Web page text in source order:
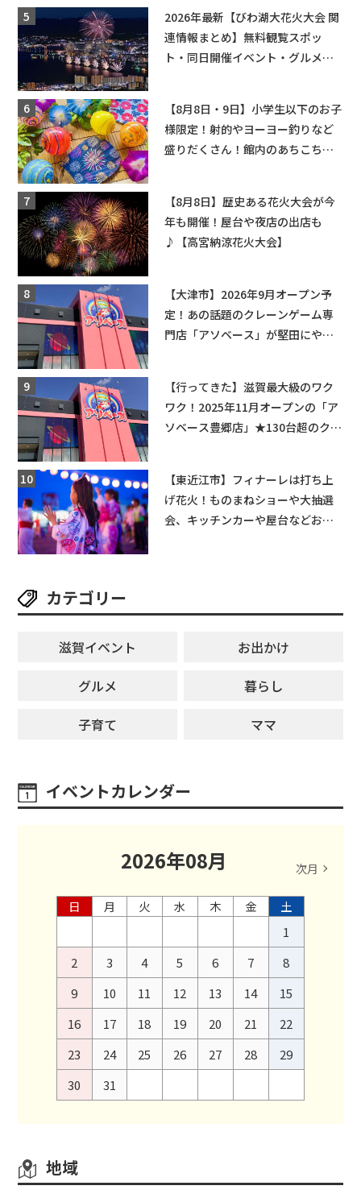
2026年最新【びわ湖大花火大会 関
連情報まとめ】無料観覧スポッ
ト・同日開催イベント・グルメマ
【8月8日・9日】小学生以下のお子
様限定！射的やヨーヨー釣りなど
盛りだくさん！館内のあちこちに
【8月8日】歴史ある花火大会が今
年も開催！屋台や夜店の出店も
♪【高宮納涼花火大会】
【大津市】2026年9月オープン予
定！あの話題のクレーンゲーム専
門店「アソベース」が堅田にやっ
【行ってきた】滋賀最大級のワク
ワク！2025年11月オープンの「ア
ソベース豊郷店」★130台超のクレ
【東近江市】フィナーレは打ち上
げ花火！ものまねショーや大抽選
会、キッチンカーや屋台などお楽
カテゴリー
滋賀イベント
お出かけ
グルメ
暮らし
子育て
ママ
イベントカレンダー
2026年08月 次月
日 月 火 水 木 金
土
1
2
3 4 5 6 7
8
9
10 11 12 13 14
15
16
17 18 19 20 21
22
23
24 25 26 27 28
29
30
31
地域